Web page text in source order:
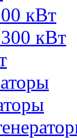
кВт
кВт